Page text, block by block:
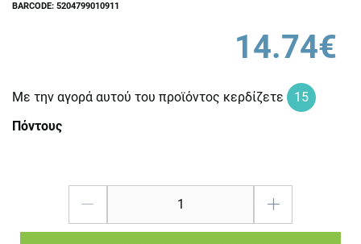
BARCODE: 5204799010911
14.74€
Με την αγορά αυτού του προϊόντος κερδίζετε
15
Πόντους